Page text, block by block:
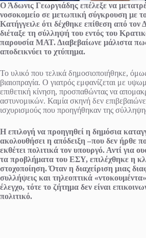
Ο Άδωνις Γεωργιάδης επέλεξε να
νοσοκομείο σε μετωπική σύγκρουση με
Κατήγγειλε ότι δέχθηκε επίθεση από τον
διέταξε τη σύλληψή του εντός του
παρουσία ΜΑΤ. Διαβεβαίωνε μάλιστα
αποδεικνύει το χτύπημα.
Το υλικό που τελικά δημοσιοποιήθηκε,
βιαιοπραγία. Ο γιατρός εμφανίζεται με
επιθετική κίνηση, προσπαθώντας να
αστυνομικών. Καμία σκηνή δεν
ισχυρισμούς που προηγήθηκαν της
Η επιλογή να προηγηθεί η δημόσια
ακολουθήσει η απόδειξη –που δεν ήρθε
εκθέτει πολιτικά τον υπουργό. Αντί για
τα προβλήματα του ΕΣΥ, επιλέχθηκε η
στοχοποίηση. Όταν η διαχείριση μιας
συλλήψεις και τηλεοπτικά
έλεγχο, τότε το ζήτημα δεν είναι
πολιτικό.